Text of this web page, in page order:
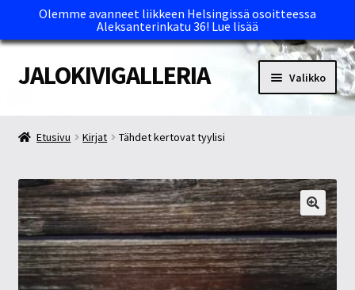
Olemme avanneet liikkeen Helsingissä osoitteessa
Aleksanterinkatu 36! Lue lisää
Siirry
navigointiin
Siirry
sisältöön
JALOKIVIGALLERIA Valikko
Maksutavat ja Tärkeää tietää
Myymälät
Oma tili
Etusivu Kirjat Tähdet kertovat tyylisi